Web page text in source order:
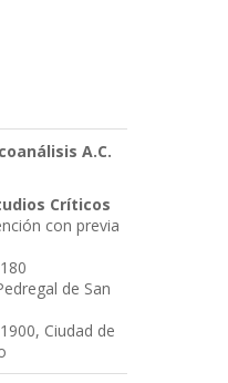
A.C.
Críticos
con previa
de San
Ciudad de